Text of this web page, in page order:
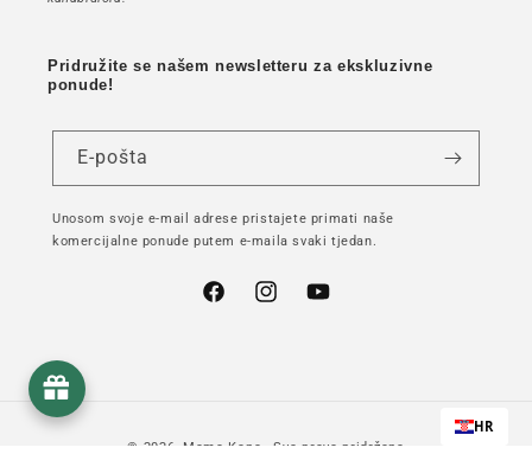
Pridružite se našem newsletteru za ekskluzivne
ponude!
E-pošta
Unosom svoje e-mail adrese pristajete primati naše
komercijalne ponude putem e-maila svaki tjedan.
FacebookInstagramYouTube
© 2026, Mama Kana - Sva prava pridržana
HR